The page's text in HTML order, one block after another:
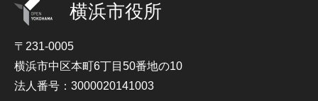
横浜市役所
〒231-0005
横浜市中区本町6丁目50番地の10
法人番号：3000020141003